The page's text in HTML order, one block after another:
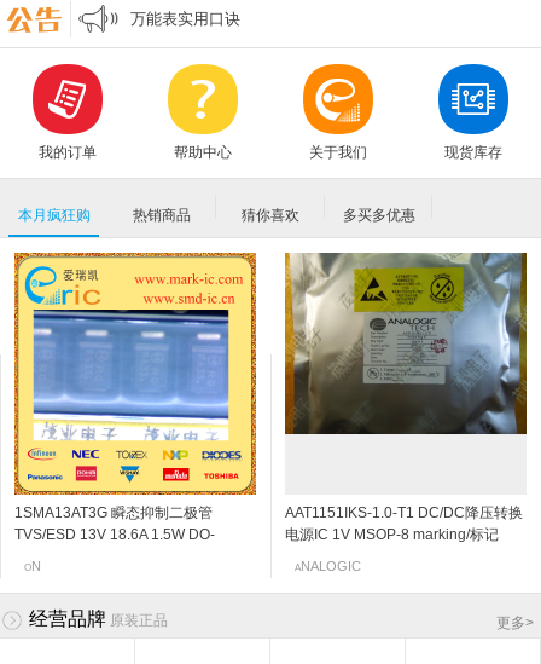
万能表实用口诀
各类电子元器件选型原则
零欧姆电阻的作用
我的订单 帮助中心 关于我们 现货库存
本月疯狂购 热销商品 猜你喜欢 多买多优惠
1SMA13AT3G 瞬态抑制二极管
TVS/ESD 13V 18.6A 1.5W DO-
ON
AAT1151IKS-1.0-T1 DC/DC降压转换
电源IC 1V MSOP-8 marking/标记
ANALOGIC
2SC5108-Y NPN三极管 20V 30mA
6Ghz 120~240 SOT-523/SSM
TOSHIBA
2SC4666 NPN三极管 50V
150mA/0.15A 250MHz 600~3600
TOSHIBA
贴片电解电容 CUXAE1A470MCA 6M
marking/标记 10V47UF
SANYO
贴片电解电容 CUXAE1A470MLAQ
6M marking/标记 10V47UF
SANYO
2SK3230 N沟道结型场效应管 20v
0.06~0.11mA SOT-523 marking/标记
NEC
2SK198-Q N沟道结型场效应管 30v
2~6mA SOT-23 marking/标记 10Q 低
Panasonic
更多>
经营品牌 原装正品